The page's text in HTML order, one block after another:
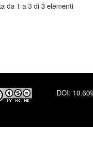
da 1 a 3 di 3 elementi
DOI: